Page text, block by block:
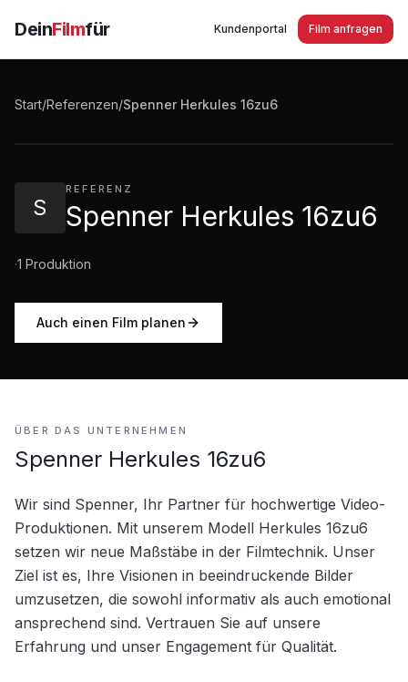
DeinFilmfür Kundenportal Film anfragen
Start/Referenzen/Spenner Herkules 16zu6
S
REFERENZ
Spenner Herkules 16zu6
·1 Produktion
Auch einen Film planen
Spenner Herkules 16zu6
ÜBER DAS UNTERNEHMEN
Spenner Herkules 16zu6
Wir sind Spenner, Ihr Partner für hochwertige Video-
Produktionen. Mit unserem Modell Herkules 16zu6
setzen wir neue Maßstäbe in der Filmtechnik. Unser
Ziel ist es, Ihre Visionen in beeindruckende Bilder
umzusetzen, die sowohl informativ als auch emotional
ansprechend sind. Vertrauen Sie auf unsere
Erfahrung und unser Engagement für Qualität.